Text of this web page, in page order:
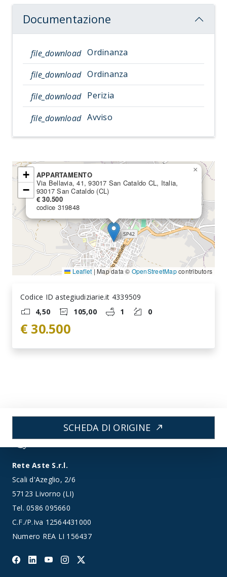
Documentazione
file_download Ordinanza
file_download Ordinanza
file_download Perizia
file_download Avviso
APPARTAMENTO
Via Bellavia, 41, 93017 San Cataldo CL, Italia,
93017 San Cataldo (CL)
€ 30.500
codice 319848
×
+
−
Leaflet | Map data © OpenStreetMapcontributors
Codice ID astegiudiziarie.it 4339509
4,50
105,00 1 0
€ 30.500
SCHEDA DI ORIGINE north_east
Rete Aste S.r.l.
Scali d'Azeglio, 2/6
57123 Livorno (LI)
Tel.0586 095660
C.F./P.Iva 12564431000
Numero REA LI 156437